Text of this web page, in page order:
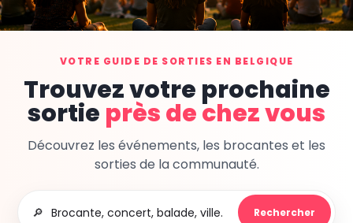
VOTRE GUIDE DE SORTIES EN BELGIQUE
Trouvez votre prochaine
sortie près de chez vous
Découvrez les événements, les brocantes et les
sorties de la communauté.
🔎 Rechercher